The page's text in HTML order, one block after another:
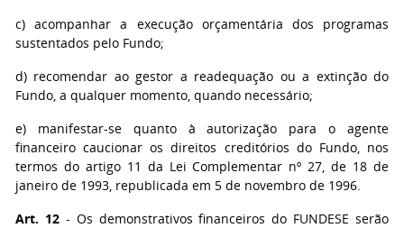
c) acompanhar a execução orçamentária dos programas
sustentados pelo Fundo;
d) recomendar ao gestor a readequação ou a extinção do
Fundo, a qualquer momento, quando necessário;
e) manifestar-se quanto à autorização para o agente
financeiro caucionar os direitos creditórios do Fundo, nos
termos do artigo 11 da Lei Complementar nº 27, de 18 de
janeiro de 1993, republicada em 5 de novembro de 1996.
Art. 12- Os demonstrativos financeiros do FUNDESE serão